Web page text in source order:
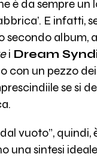
è da sempre un
E infatti,
secondo album,
i Dream
con un pezzo dei
se si
vuoto”, quindi,
una sintesi